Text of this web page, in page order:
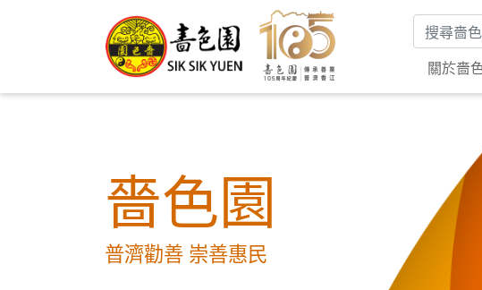
搜尋關鍵
關於嗇
嗇色園
普濟勸善 崇善惠民